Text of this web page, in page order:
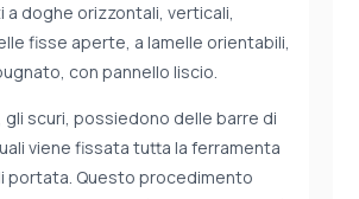
a doghe orizzontali, verticali,
fisse aperte, a lamelle orientabili,
con pannello liscio.
gli scuri, possiedono delle barre di
viene fissata tutta la ferramenta
portata. Questo procedimento